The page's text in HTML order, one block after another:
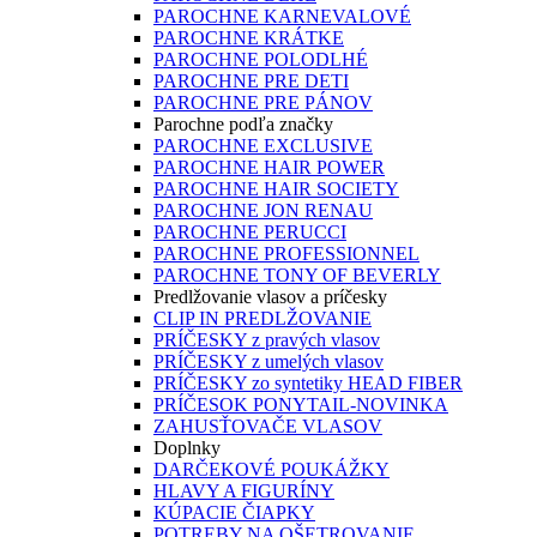
PAROCHNE KARNEVALOVÉ
PAROCHNE KRÁTKE
PAROCHNE POLODLHÉ
PAROCHNE PRE DETI
PAROCHNE PRE PÁNOV
Parochne podľa značky
PAROCHNE EXCLUSIVE
PAROCHNE HAIR POWER
PAROCHNE HAIR SOCIETY
PAROCHNE JON RENAU
PAROCHNE PERUCCI
PAROCHNE PROFESSIONNEL
PAROCHNE TONY OF BEVERLY
Predlžovanie vlasov a príčesky
CLIP IN PREDLŽOVANIE
PRÍČESKY z pravých vlasov
PRÍČESKY z umelých vlasov
PRÍČESKY zo syntetiky HEAD FIBER
PRÍČESOK PONYTAIL-NOVINKA
ZAHUSŤOVAČE VLASOV
Doplnky
DARČEKOVÉ POUKÁŽKY
HLAVY A FIGURÍNY
KÚPACIE ČIAPKY